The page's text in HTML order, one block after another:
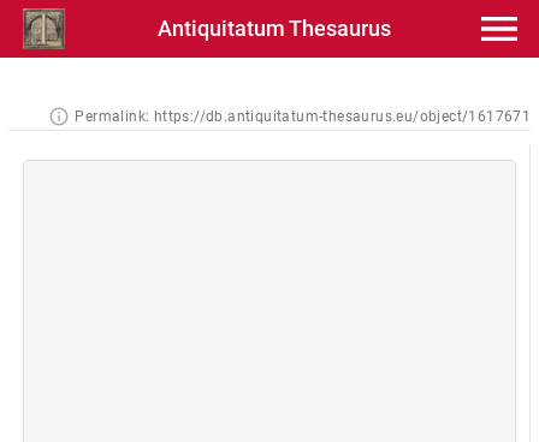
Antiquitatum Thesaurus
Permalink: https://db.antiquitatum-thesaurus.eu/object/1617671